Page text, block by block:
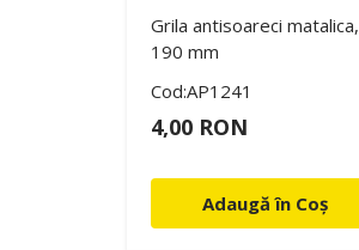
Grila antisoareci matalica,
190 mm
Cod:AP1241
4,00 RON
Adaugă în Coș